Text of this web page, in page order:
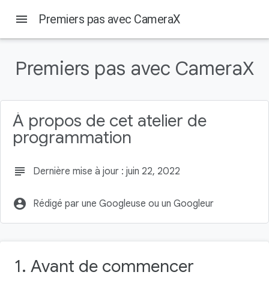
Avant de commencer
Conditions préalables
Ce dont vous avez besoin
Créer le projet
menu Premiers pas avec CameraX
Premiers pas avec CameraX
À propos de cet atelier de
programmation
subject Dernière mise à jour : juin 22, 2022
account_circle Rédigé par une Googleuse ou un Googleur
1. Avant de commencer